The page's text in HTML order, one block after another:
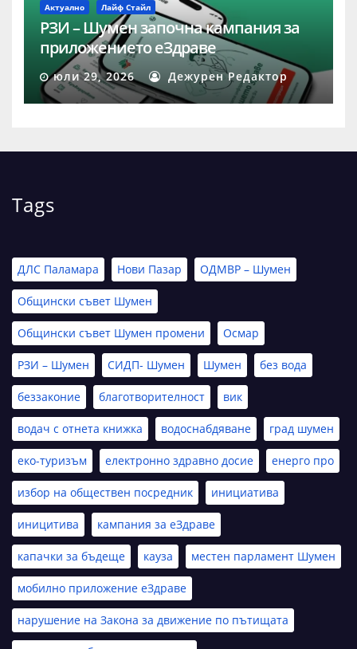
Актуално Лайф Стайл
РЗИ – Шумен започна кампания за
приложението еЗдраве
юли 29, 2026 Дежурен Редактор
Tags
ДЛС Паламара Нови Пазар ОДМВР – Шумен
Общински съвет Шумен
Общински съвет Шумен промени Осмар
РЗИ – Шумен СИДП- Шумен Шумен без вода
беззаконие благотворителност вик
водач с отнета книжка водоснабдяване град шумен
еко-туризъм електронно здравно досие енерго про
избор на обществен посредник инициатива
иницитива кампания за еЗдраве
капачки за бъдеще кауза местен парламент Шумен
мобилно приложение еЗдраве
нарушение на Закона за движение по пътищата